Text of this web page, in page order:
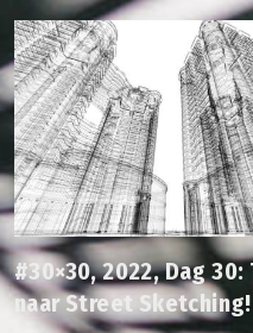
#30×30, 2022, Dag 30:
naar Street Sketching!